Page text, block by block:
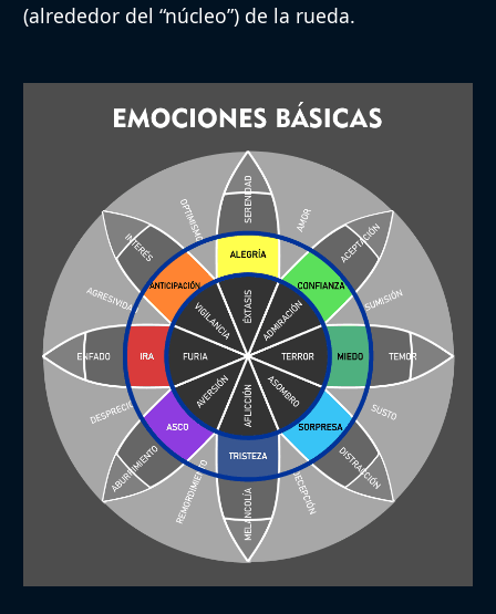
(alrededor del “núcleo”) de la rueda.